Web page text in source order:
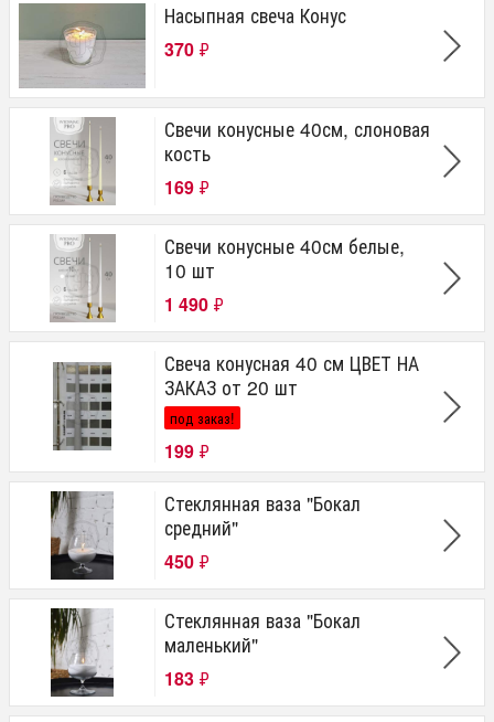
Насыпная свеча Конус
370 ₽
Свечи конусные 40см, слоновая
кость
169 ₽
Свечи конусные 40см белые,
10 шт
1 490 ₽
Свеча конусная 40 см ЦВЕТ НА
ЗАКАЗ от 20 шт
под заказ!
199 ₽
Стеклянная ваза "Бокал
средний"
450 ₽
Стеклянная ваза "Бокал
маленький"
183 ₽